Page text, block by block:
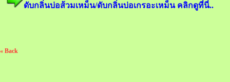
ดับกลิ่นบ่อส้วมเหม็น/ดับกลิ่นบ่อเกรอะเหม็น คลิกดูที่นี่..
« Back